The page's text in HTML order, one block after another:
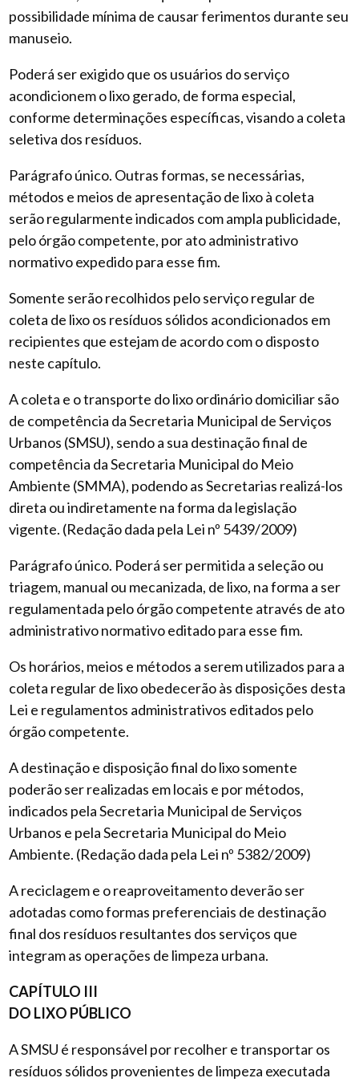
possibilidade mínima de causar ferimentos durante seu
manuseio.
Poderá ser exigido que os usuários do serviço
acondicionem o lixo gerado, de forma especial,
conforme determinações específicas, visando a coleta
seletiva dos resíduos.
Parágrafo único. Outras formas, se necessárias,
métodos e meios de apresentação de lixo à coleta
serão regularmente indicados com ampla publicidade,
pelo órgão competente, por ato administrativo
normativo expedido para esse fim.
Somente serão recolhidos pelo serviço regular de
coleta de lixo os resíduos sólidos acondicionados em
recipientes que estejam de acordo com o disposto
neste capítulo.
A coleta e o transporte do lixo ordinário domiciliar são
de competência da Secretaria Municipal de Serviços
Urbanos (SMSU), sendo a sua destinação final de
competência da Secretaria Municipal do Meio
Ambiente (SMMA), podendo as Secretarias realizá-los
direta ou indiretamente na forma da legislação
vigente. (Redação dada pela Lei nº 5439/2009)
Parágrafo único. Poderá ser permitida a seleção ou
triagem, manual ou mecanizada, de lixo, na forma a ser
regulamentada pelo órgão competente através de ato
administrativo normativo editado para esse fim.
Os horários, meios e métodos a serem utilizados para a
coleta regular de lixo obedecerão às disposições desta
Lei e regulamentos administrativos editados pelo
órgão competente.
A destinação e disposição final do lixo somente
poderão ser realizadas em locais e por métodos,
indicados pela Secretaria Municipal de Serviços
Urbanos e pela Secretaria Municipal do Meio
Ambiente. (Redação dada pela Lei nº 5382/2009)
A reciclagem e o reaproveitamento deverão ser
adotadas como formas preferenciais de destinação
final dos resíduos resultantes dos serviços que
integram as operações de limpeza urbana.
CAPÍTULO III
DO LIXO PÚBLICO
A SMSU é responsável por recolher e transportar os
resíduos sólidos provenientes de limpeza executada